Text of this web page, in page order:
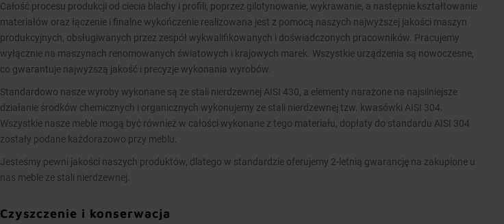
Całość procesu produkcji od ciecia blachy i profili, poprzez gilotynowanie, wykrawanie, a następnie kształtowanie
materiałów oraz łączenie i finalne wykończenie realizowana jest z pomocą naszych najwyższej jakości maszyn
produkcyjnych, obsługiwanych przez zespół wykwalifikowanych i doświadczonych pracowników. Pracujemy
wyłącznie na maszynach renomowanych światowych i krajowych marek. Wszystkie urządzenia są nowoczesne,
co gwarantuje najwyższą jakość i precyzje wykonania wyrobów.
Standardowo nasze wyroby wykonane są ze stali nierdzewnej AISI 430, a elementy narażone na najsilniejsze
działanie środków chemicznych i organicznych wykonujemy ze stali nierdzewnej tzw. kwasówki AISI 304.
Wszystkie nasze meble mogą być również w całości wykonane z tego materiału, dopłaty do standardu AISI 304
zostały podane każdorazowo przy meblu.
Jesteśmy pewni jakości naszych produktów, dlatego w standardzie oferujemy 2-letnią gwarancję na zakupione u
nas meble ze stali nierdzewnej.
Czyszczenie i konserwacja